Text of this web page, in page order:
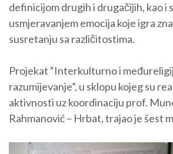
definicijom drugih i drugačijih, kao i
usmjeravanjem emocija koje igra
susretanju sa različitostima.
Projekat “Interkulturno i
razumijevanje”, u sklopu kojeg su
aktivnosti uz koordinaciju prof.
Rahmanović – Hrbat, trajao je šest